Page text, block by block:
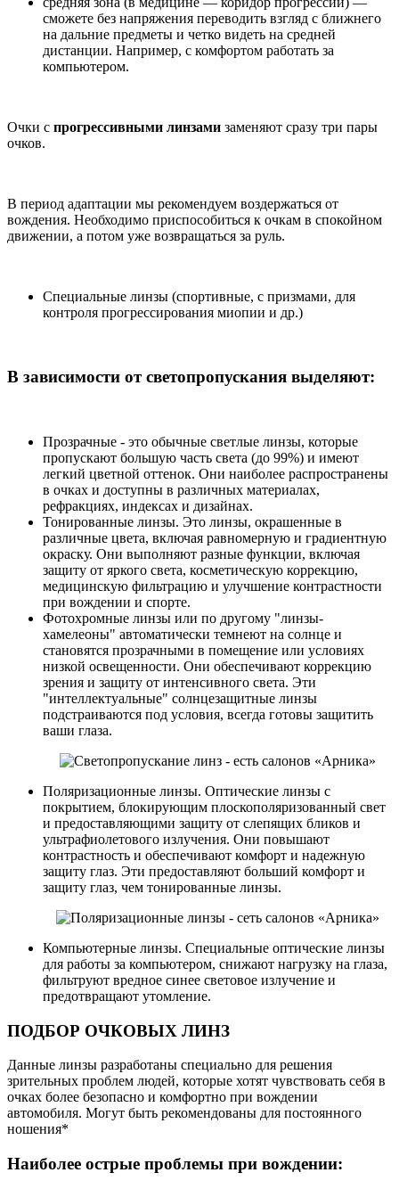
сможете без напряжения переводить взгляд с ближнего
на дальние предметы и четко видеть на средней
дистанции. Например, с комфортом работать за
компьютером.
Очки с прогрессивными линзами заменяют сразу три пары
очков.
В период адаптации мы рекомендуем воздержаться от
вождения. Необходимо приспособиться к очкам в спокойном
движении, а потом уже возвращаться за руль.
Специальные линзы (спортивные, с призмами, для
контроля прогрессирования миопии и др.)
В зависимости от светопропускания выделяют:
Прозрачные - это обычные светлые линзы, которые
пропускают большую часть света (до 99%) и имеют
легкий цветной оттенок. Они наиболее распространены
в очках и доступны в различных материалах,
рефракциях, индексах и дизайнах.
Тонированные линзы. Это линзы, окрашенные в
различные цвета, включая равномерную и градиентную
окраску. Они выполняют разные функции, включая
защиту от яркого света, косметическую коррекцию,
медицинскую фильтрацию и улучшение контрастности
при вождении и спорте.
Фотохромные линзы или по другому "линзы-
хамелеоны" автоматически темнеют на солнце и
становятся прозрачными в помещение или условиях
низкой освещенности. Они обеспечивают коррекцию
зрения и защиту от интенсивного света. Эти
"интеллектуальные" солнцезащитные линзы
подстраиваются под условия, всегда готовы защитить
ваши глаза.
Поляризационные линзы. Оптические линзы с
покрытием, блокирующим плоскополяризованный свет
и предоставляющими защиту от слепящих бликов и
ультрафиолетового излучения. Они повышают
контрастность и обеспечивают комфорт и надежную
защиту глаз. Эти предоставляют больший комфорт и
защиту глаз, чем тонированные линзы.
Компьютерные линзы. Специальные оптические линзы
для работы за компьютером, снижают нагрузку на глаза,
фильтруют вредное синее световое излучение и
предотвращают утомление.
ПОДБОР ОЧКОВЫХ ЛИНЗ
Данные линзы разработаны специально для решения
зрительных проблем людей, которые хотят чувствовать себя в
очках более безопасно и комфортно при вождении
автомобиля. Могут быть рекомендованы для постоянного
ношения*
Наиболее острые проблемы при вождении: